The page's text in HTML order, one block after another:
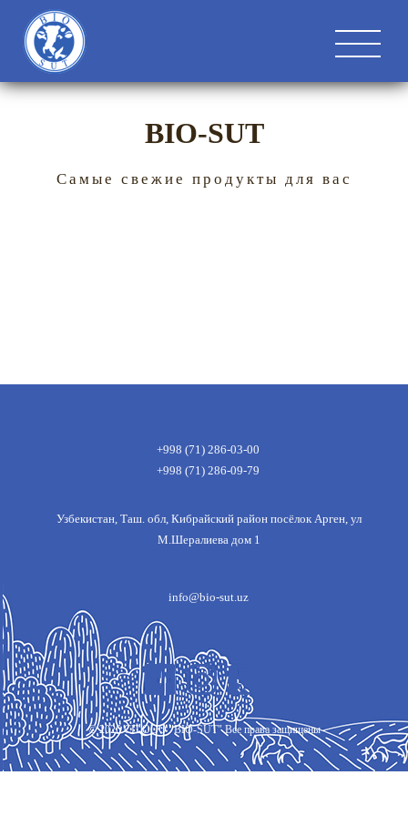
BIO-SUT
Самые свежие продукты для вас
+998 (71) 286-03-00
+998 (71) 286-09-79
Узбекистан, Таш. обл, Кибрайский район посёлок Арген, ул
М.Шералиева дом 1
info@bio-sut.uz
©2026СП ООО "BIO-SUT" Все права защищены